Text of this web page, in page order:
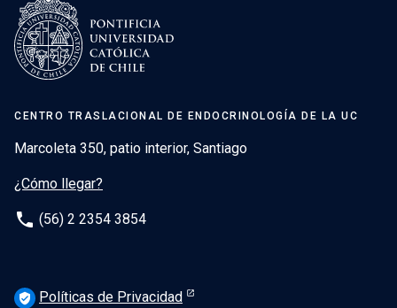
CENTRO TRASLACIONAL DE ENDOCRINOLOGÍA DE LA UC
Marcoleta 350, patio interior, Santiago
¿Cómo llegar?
phone (56) 2 2354 3854
verified_user Políticas de Privacidad